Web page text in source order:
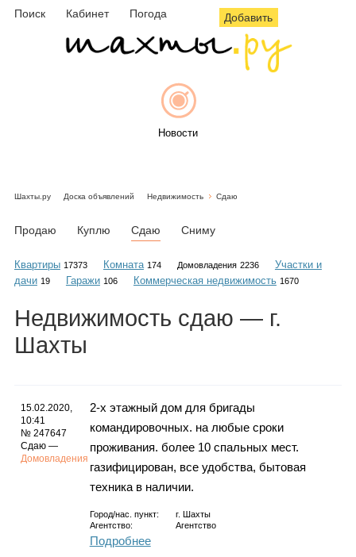
Поиск Кабинет Погода Добавить
Новости
Объявления
Гороскоп
Шахты.ру Доска объявлений Недвижимость Сдаю
Продаю Куплю Сдаю Сниму
Квартиры 17373 Комната 174 Домовладения 2236
Участки и
дачи 19 Гаражи 106 Коммерческая недвижимость 1670
Недвижимость сдаю — г.
Шахты
15.02.2020,
10:41
№ 247647
Сдаю —
Домовладения
2-х этажный дом для бригады
командировочных. на любые сроки
проживания. более 10 спальных мест.
газифицирован, все удобства, бытовая
техника в наличии.
Город/нас. пункт: г.
Шахты
Агентство:
Агентство
Подробнее